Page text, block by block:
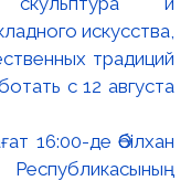
16:00-де Әбілхан